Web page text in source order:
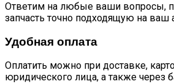
Ответим на любые ваши вопросы,
запчасть точно подходящую на ваш
Удобная оплата
Оплатить можно при доставке,
юридического лица, а также через